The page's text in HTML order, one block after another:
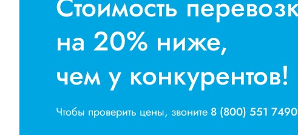
на 20% ниже,
чем у конкурентов!
Чтобы проверить цены, звоните 8 (800) 551 7490